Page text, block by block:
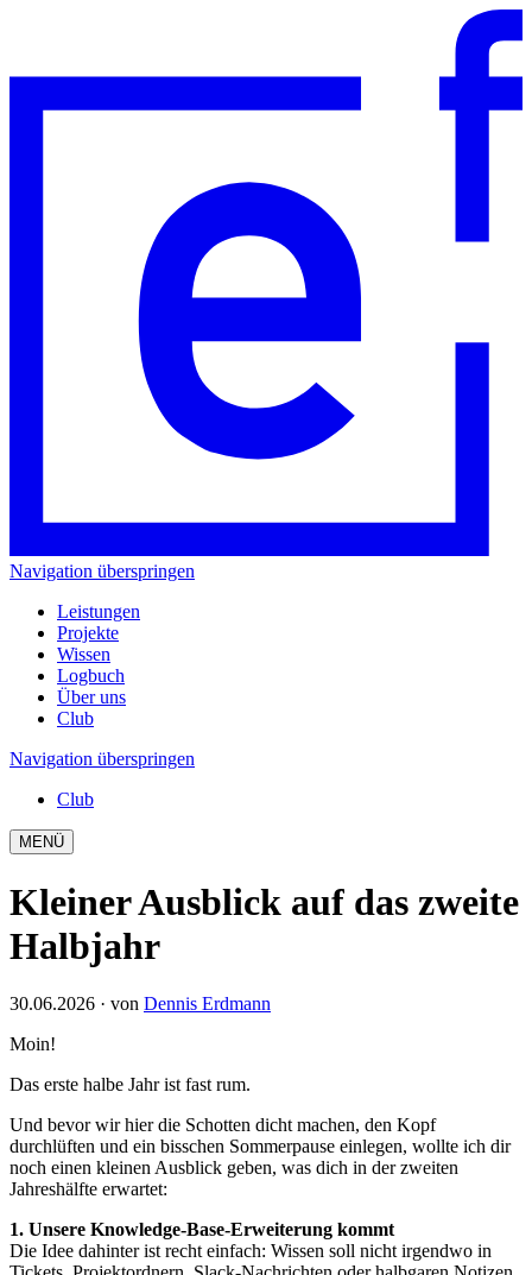
Navigation überspringen
Leistungen
Projekte
Wissen
Logbuch
Über uns
Club
Navigation überspringen
Club
MENÜ
Kleiner Ausblick auf das zweite
Halbjahr
30.06.2026 · von Dennis Erdmann
Moin!
Das erste halbe Jahr ist fast rum.
Und bevor wir hier die Schotten dicht machen, den Kopf
durchlüften und ein bisschen Sommerpause einlegen, wollte ich dir
noch einen kleinen Ausblick geben, was dich in der zweiten
Jahreshälfte erwartet:
1. Unsere Knowledge-Base-Erweiterung kommt
Die Idee dahinter ist recht einfach: Wissen soll nicht irgendwo in